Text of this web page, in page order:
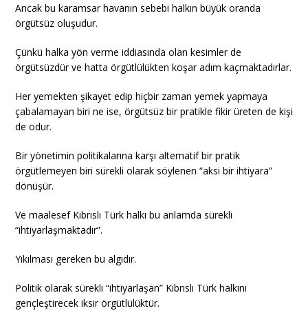
Ancak bu karamsar havanın sebebi halkın büyük oranda
örgütsüz oluşudur.
Çünkü halka yön verme iddiasında olan kesimler de
örgütsüzdür ve hatta örgütlülükten koşar adım kaçmaktadırlar.
Her yemekten şikayet edip hiçbir zaman yemek yapmaya
çabalamayan biri ne ise, örgütsüz bir pratikle fikir üreten de kişi
de odur.
Bir yönetimin politikalarına karşı alternatif bir pratik
örgütlemeyen biri sürekli olarak söylenen “aksi bir ihtiyara”
dönüşür.
Ve maalesef Kıbrıslı Türk halkı bu anlamda sürekli
“ihtiyarlaşmaktadır”.
Yıkılması gereken bu algıdır.
Politik olarak sürekli “ihtiyarlaşan” Kıbrıslı Türk halkını
gençleştirecek iksir örgütlülüktür.